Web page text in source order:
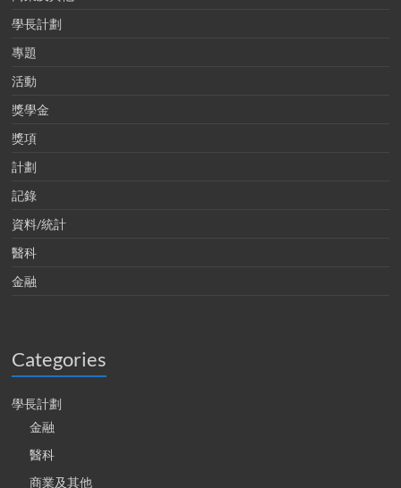
學長計劃
專題
活動
獎學金
獎項
計劃
記錄
資料/統計
醫科
金融
Categories
學長計劃
金融
醫科
商業及其他